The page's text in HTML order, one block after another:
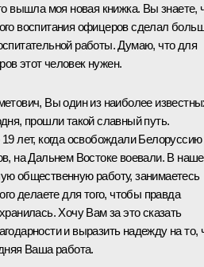
вышла моя новая книжка. Вы знаете,
воспитания офицеров сделал
работы. Думаю, что для
этот человек нужен.
Вы один из наиболее
прошли такой славный путь.
лет, когда освобождали Белоруссию
на Дальнем Востоке воевали. В наше
общественную работу, занимаетесь
делаете для того, чтобы правда
Хочу Вам за это сказать
и выразить надежду на то,
Ваша работа.